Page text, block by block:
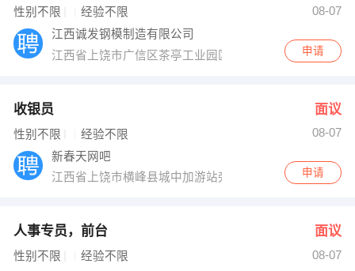
出纳
编辑
跟单
其他职位
性别不限 经验不限
08-07
江西诚发钢模制造有限公司
江西省上饶市广信区茶亭工业园区发展大道12-2号
申请
收银员 面议
性别不限 经验不限
08-07
新春天网吧
江西省上饶市横峰县城中加游站旁新春天网吧
申请
人事专员，前台 面议
性别不限 经验不限
08-07